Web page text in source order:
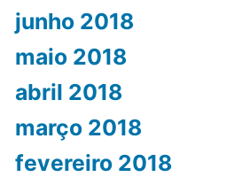
junho 2018
maio 2018
abril 2018
março 2018
fevereiro 2018